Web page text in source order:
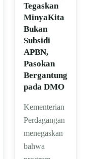
Tegaskan
MinyaKita
Bukan
Subsidi
APBN,
Pasokan
Bergantung
pada DMO
Kementerian
Perdagangan
menegaskan
bahwa